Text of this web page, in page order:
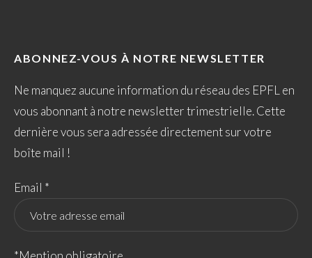
ABONNEZ-VOUS À NOTRE NEWSLETTER
Ne manquez aucune information du réseau des EPFL en
vous abonnant à notre newsletter trimestrielle. Cette
dernière vous sera adressée directement sur votre
boîte mail !
Email *